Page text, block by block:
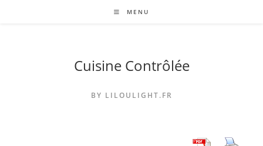
MENU
Cuisine Contrôlée
BY LILOULIGHT.FR